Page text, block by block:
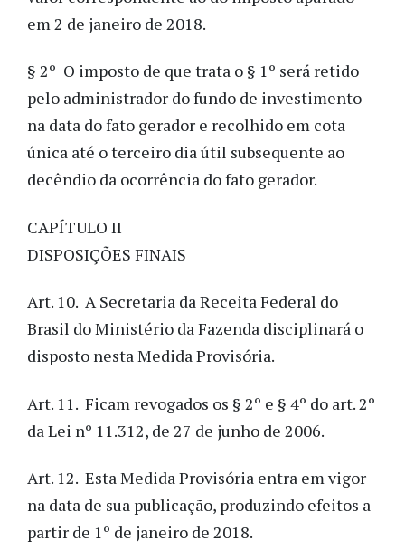
em 2 de janeiro de 2018.
§ 2º O imposto de que trata o § 1º será retido
pelo administrador do fundo de investimento
na data do fato gerador e recolhido em cota
única até o terceiro dia útil subsequente ao
decêndio da ocorrência do fato gerador.
CAPÍTULO II
DISPOSIÇÕES FINAIS
Art. 10. A Secretaria da Receita Federal do
Brasil do Ministério da Fazenda disciplinará o
disposto nesta Medida Provisória.
Art. 11. Ficam revogados os § 2º e § 4º do art. 2º
da Lei nº 11.312, de 27 de junho de 2006.
Art. 12. Esta Medida Provisória entra em vigor
na data de sua publicação, produzindo efeitos a
partir de 1º de janeiro de 2018.